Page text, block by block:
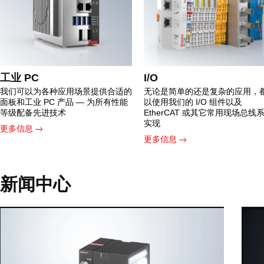
工业 PC
我们可以为各种应用场景提供合适的
面板和工业 PC 产品 — 为所有性能
等级配备先进技术
更多信息
I/O
无论是简单的还是复杂的应用，
以使用我们的 I/O 组件以及
EtherCAT 或其它常用现场总线
实现
更多信息
新闻中心